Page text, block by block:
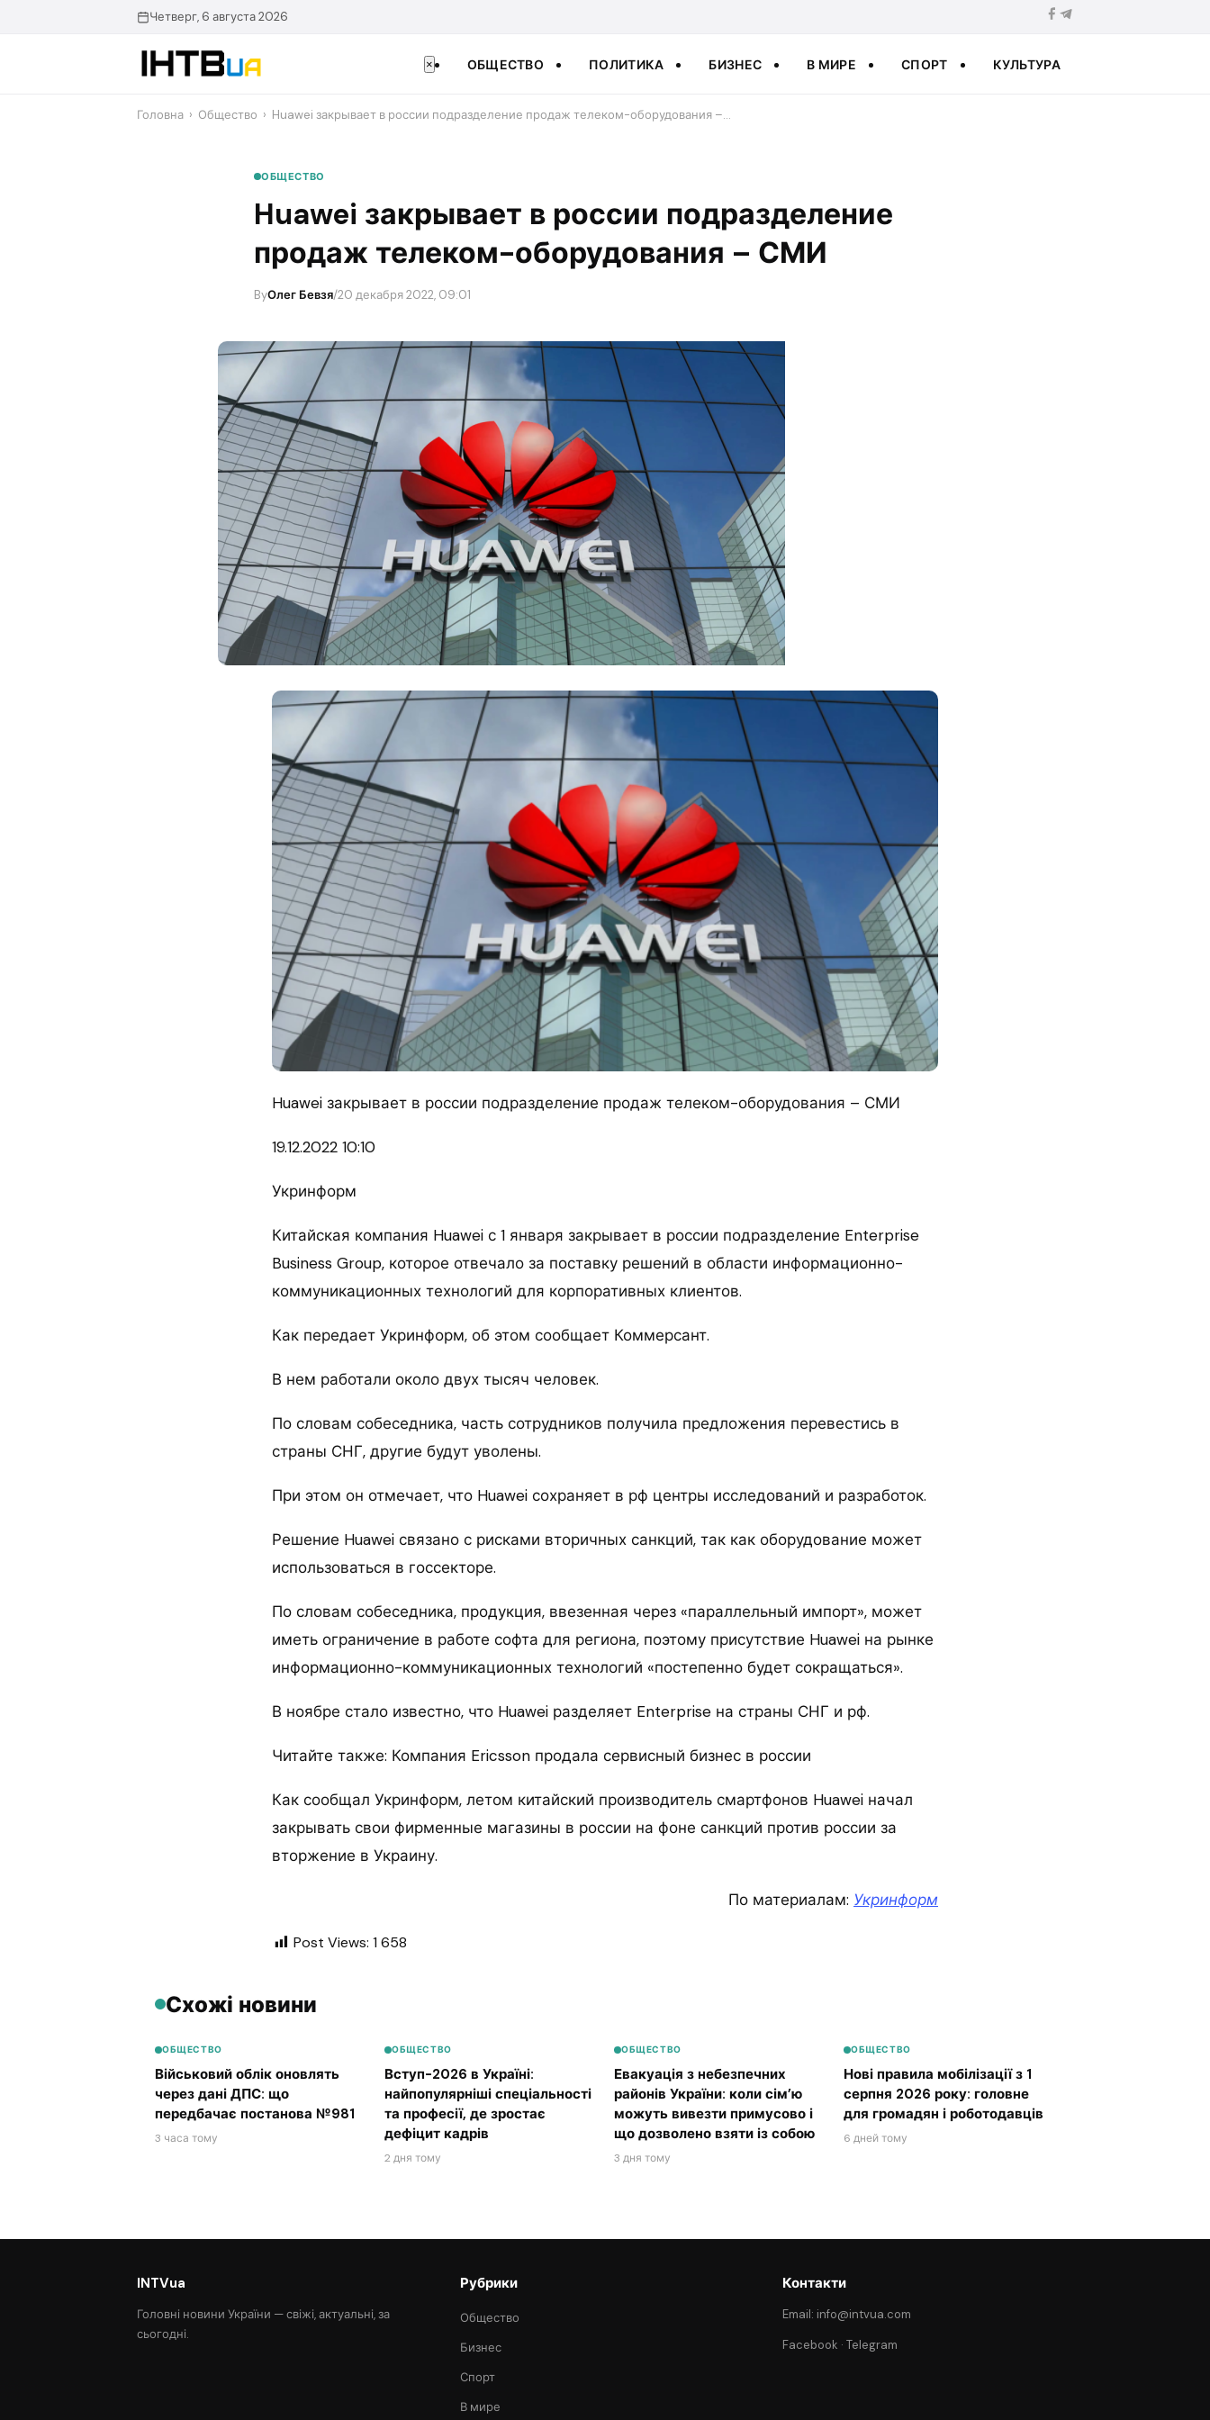
Четверг, 6 августа 2026
× ОБЩЕСТВО ПОЛИТИКА БИЗНЕС В МИРЕ СПОРТ КУЛЬТУРА
Головна › Общество › Huawei закрывает в россии подразделение продаж телеком-оборудования –…
ОБЩЕСТВО
Huawei закрывает в россии подразделение
продаж телеком-оборудования – СМИ
ByОлег Бевзя/20 декабря 2022, 09:01
Huawei закрывает в россии подразделение продаж телеком-оборудования – СМИ
19.12.2022 10:10
Укринформ
Китайская компания Huawei с 1 января закрывает в россии подразделение Enterprise
Business Group, которое отвечало за поставку решений в области информационно-
коммуникационных технологий для корпоративных клиентов.
Как передает Укринформ, об этом сообщает Коммерсант.
В нем работали около двух тысяч человек.
По словам собеседника, часть сотрудников получила предложения перевестись в
страны СНГ, другие будут уволены.
При этом он отмечает, что Huawei сохраняет в рф центры исследований и разработок.
Решение Huawei связано с рисками вторичных санкций, так как оборудование может
использоваться в госсекторе.
По словам собеседника, продукция, ввезенная через «параллельный импорт», может
иметь ограничение в работе софта для региона, поэтому присутствие Huawei на рынке
информационно-коммуникационных технологий «постепенно будет сокращаться».
В ноябре стало известно, что Huawei разделяет Enterprise на страны СНГ и рф.
Читайте также: Компания Ericsson продала сервисный бизнес в россии
Как сообщал Укринформ, летом китайский производитель смартфонов Huawei начал
закрывать свои фирменные магазины в россии на фоне санкций против россии за
вторжение в Украину.
По материалам: Укринформ
Post Views: 1 658
Схожі новини
ОБЩЕСТВО
Військовий облік оновлять
через дані ДПС: що
передбачає постанова №981
3 часа тому
ОБЩЕСТВО
Вступ-2026 в Україні:
найпопулярніші спеціальності
та професії, де зростає
дефіцит кадрів
2 дня тому
ОБЩЕСТВО
Евакуація з небезпечних
районів України: коли сім’ю
можуть вивезти примусово і
що дозволено взяти із собою
3 дня тому
ОБЩЕСТВО
Нові правила мобілізації з 1
серпня 2026 року: головне
для громадян і роботодавців
6 дней тому
INTVua
Головні новини України — свіжі, актуальні, за
сьогодні.
Рубрики
Общество
Бизнес
Спорт
В мире
Контакти
Email: info@intvua.com
Facebook ·Telegram